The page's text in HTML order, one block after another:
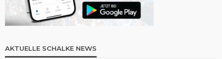
AKTUELLE SCHALKE NEWS